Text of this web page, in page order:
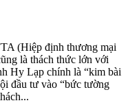
(Hiệp định thương mại
là thách thức lớn với
Hy Lạp chính là “kim bài
đầu tư vào “bức tường